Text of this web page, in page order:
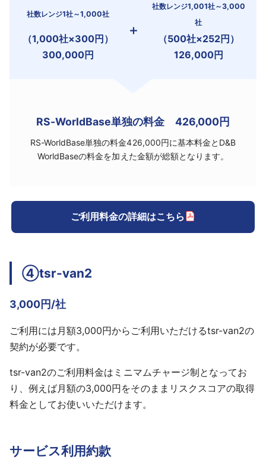
社数レンジ1社～1,000社
＋
社数レンジ1,001社～3,000
社
（1,000社×300円）
300,000円
（500社×252円）
126,000円
RS-WorldBase単独の料金 426,000円
RS-WorldBase単独の料金426,000円に基本料金とD&B
WorldBaseの料金を加えた金額が総額となります。
ご利用料金の詳細はこちら
④tsr-van2
3,000円/社
ご利用には月額3,000円からご利用いただけるtsr-van2の
契約が必要です。
tsr-van2のご利用料金はミニマムチャージ制となってお
り、例えば月額の3,000円をそのままリスクスコアの取得
料金としてお使いいただけます。
サービス利用約款